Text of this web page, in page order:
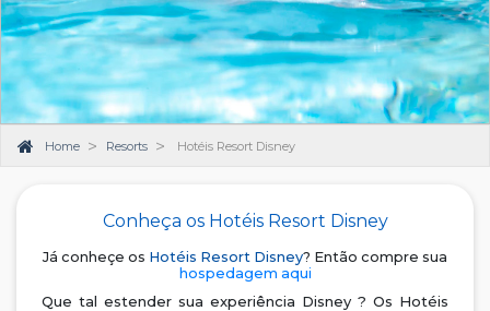
Home Resorts Hotéis Resort Disney
Conheça os Hotéis Resort Disney
Já conheçe os Hotéis Resort Disney? Então compre sua
hospedagem aqui
Que tal estender sua experiência Disney ? Os Hotéis